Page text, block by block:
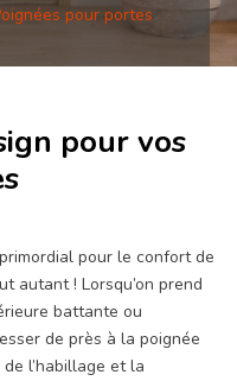
pour portes
pour vos
pour le confort de
autant ! Lorsqu’on prend
battante ou
de près à la poignée
l’habillage et la